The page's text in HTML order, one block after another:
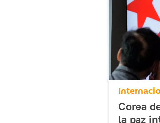
Corea
la paz